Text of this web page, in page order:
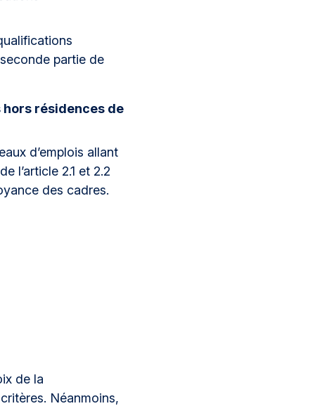
partie de
résidences de
d’emplois allant
l’article 2.1 et 2.2
des cadres.
de la
Néanmoins,